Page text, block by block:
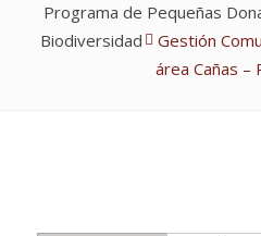
Programa de Pequeñas
Biodiversidad
Gestión
área Cañas –